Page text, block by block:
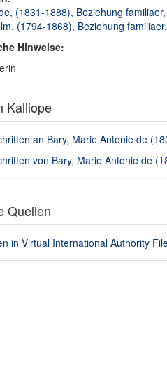
(1831-1888), Beziehung
(1794-1868), Beziehung
Hinweise:
Kalliope
an Bary, Marie Antonie de
von Bary, Marie Antonie de
Quellen
in Virtual International Authority